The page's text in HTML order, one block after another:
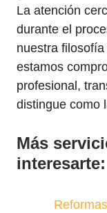
La atención
durante el
nuestra
estamos
profesional,
distingue como
Más
interesarte: